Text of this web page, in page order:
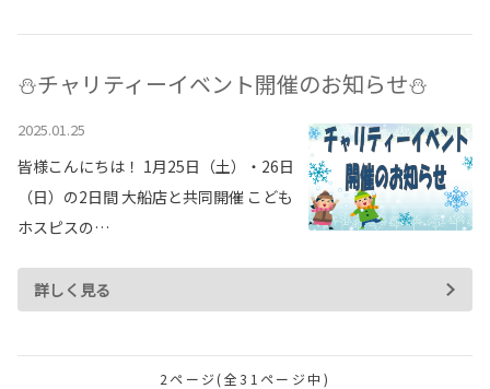
⛄チャリティーイベント開催のお知らせ⛄
2025.01.25
皆様こんにちは！ 1月25日（土）・26日
（日）の2日間 大船店と共同開催 こども
ホスピスの…
詳しく見る
2ページ(全31ページ中)